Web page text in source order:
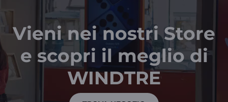
Vieni nei nostri Store
e scopri il meglio di
WINDTRE